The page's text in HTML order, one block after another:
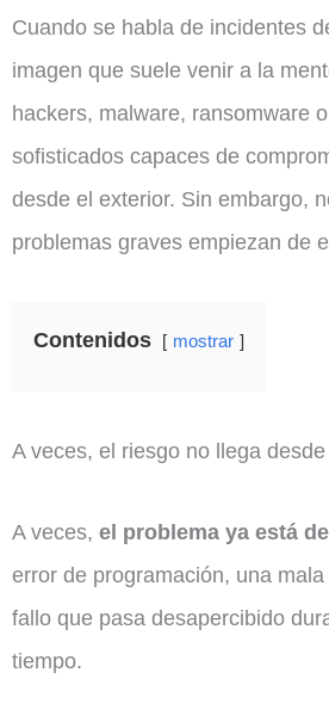
Cuando se habla de incidentes
imagen que suele venir a la
hackers, malware, ransomware
sofisticados capaces de
desde el exterior. Sin embargo,
problemas graves empiezan de
Contenidos mostrar
A veces, el riesgo no llega
A veces, el problema ya está
error de programación, una
fallo que pasa desapercibido
tiempo.